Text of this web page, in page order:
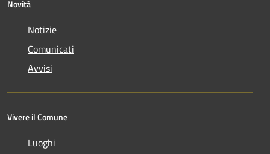
Novità
Notizie
Comunicati
Avvisi
Vivere il Comune
Luoghi